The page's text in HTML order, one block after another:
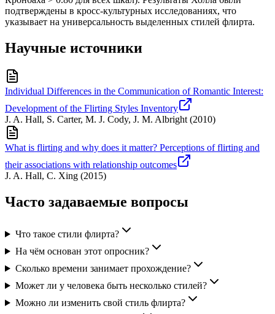
подтверждены в кросс-культурных исследованиях, что
указывает на универсальность выделенных стилей флирта.
Научные источники
Individual Differences in the Communication of Romantic Interest:
Development of the Flirting Styles Inventory
J. A. Hall, S. Carter, M. J. Cody, J. M. Albright (2010)
What is flirting and why does it matter? Perceptions of flirting and
their associations with relationship outcomes
J. A. Hall, C. Xing (2015)
Часто задаваемые вопросы
Что такое стили флирта?
На чём основан этот опросник?
Сколько времени занимает прохождение?
Может ли у человека быть несколько стилей?
Можно ли изменить свой стиль флирта?